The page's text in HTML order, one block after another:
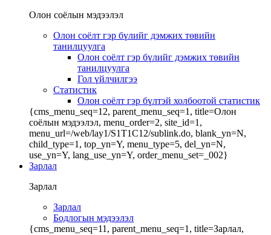
Олон соёлын мэдээлэл
Олон соёлт гэр бүлийг дэмжих төвийн
танилцуулга
Олон соёлт гэр бүлийг дэмжих төвийн
танилцуулга
Гол үйлчилгээ
Статистик
Олон соёлт гэр бүлтэй холбоотой статистик
{cms_menu_seq=12, parent_menu_seq=1, title=Олон
соёлын мэдээлэл, menu_order=2, site_id=1,
menu_url=/web/lay1/S1T1C12/sublink.do, blank_yn=N,
child_type=1, top_yn=Y, menu_type=5, del_yn=N,
use_yn=Y, lang_use_yn=Y, order_menu_set=_002}
Зарлал
Зарлал
Зарлал
Бодлогын мэдээлэл
{cms_menu_seq=11, parent_menu_seq=1, title=Зарлал,